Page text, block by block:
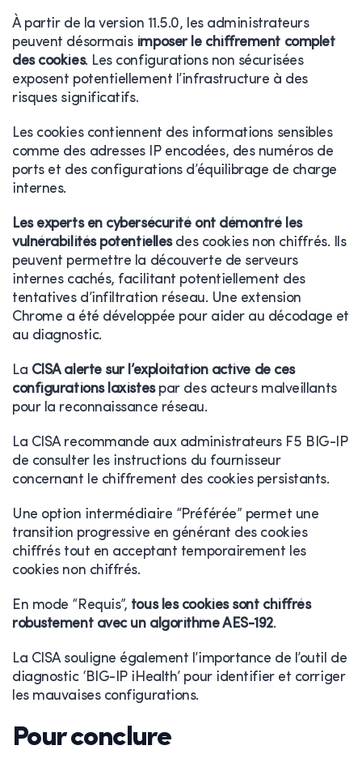
À partir de la version 11.5.0, les administrateurs
peuvent désormais imposer le chiffrement complet
des cookies. Les configurations non sécurisées
exposent potentiellement l’infrastructure à des
risques significatifs.
Les cookies contiennent des informations sensibles
comme des adresses IP encodées, des numéros de
ports et des configurations d’équilibrage de charge
internes.
Les experts en cybersécurité ont démontré les
vulnérabilités potentiellesdes cookies non chiffrés. Ils
peuvent permettre la découverte de serveurs
internes cachés, facilitant potentiellement des
tentatives d’infiltration réseau. Une extension
Chrome a été développée pour aider au décodage et
au diagnostic.
La CISA alerte sur l’exploitation active de ces
configurations laxistespar des acteurs malveillants
pour la reconnaissance réseau.
La CISA recommande aux administrateurs F5 BIG-IP
de consulter les instructions du fournisseur
concernant le chiffrement des cookies persistants.
Une option intermédiaire “Préférée” permet une
transition progressive en générant des cookies
chiffrés tout en acceptant temporairement les
cookies non chiffrés.
En mode “Requis”, tous les cookies sont chiffrés
robustement avec un algorithme AES-192.
La CISA souligne également l’importance de l’outil de
diagnostic ‘BIG-IP iHealth’ pour identifier et corriger
les mauvaises configurations.
Pour conclure